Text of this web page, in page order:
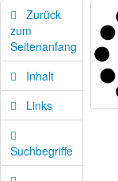
Zurück
zum
Seitenanfang
Inhalt
Links
Suchbegriffe